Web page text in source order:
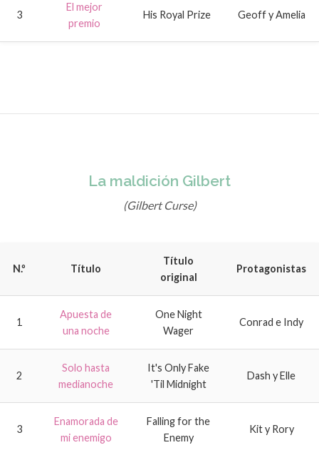
3
El mejor
premio
His Royal Prize Geoff y Amelia
La maldición Gilbert
(Gilbert Curse)
N.º Título
Título
original
Protagonistas
1
Apuesta de
una noche
One Night
Wager
Conrad e Indy
2
Solo hasta
medianoche
It's Only Fake
'Til Midnight
Dash y Elle
3
Enamorada de
mi enemigo
Falling for the
Enemy
Kit y Rory